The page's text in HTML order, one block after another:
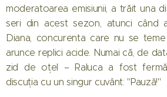
moderatoarea emisiunii, a trăit una
seri din acest sezon, atunci când
Diana, concurenta care nu se
arunce replici acide. Numai că, de
zid de oțel – Raluca a fost
discuția cu un singur cuvânt: "Pauză!"